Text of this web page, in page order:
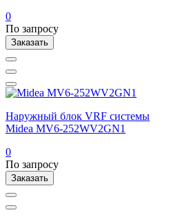
0
По запросу
Заказать
Наружный блок VRF системы
Midea MV6-252WV2GN1
0
По запросу
Заказать